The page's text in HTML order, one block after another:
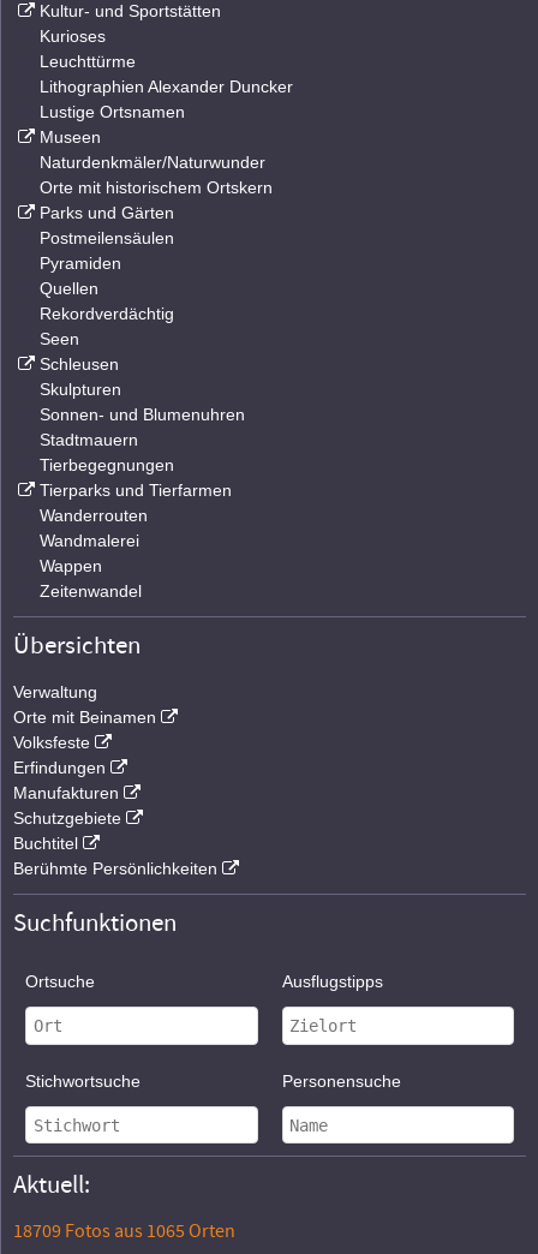
Kultur- und Sportstätten
Kurioses
Leuchttürme
Lithographien Alexander Duncker
Lustige Ortsnamen
Museen
Naturdenkmäler/Naturwunder
Orte mit historischem Ortskern
Parks und Gärten
Postmeilensäulen
Pyramiden
Quellen
Rekordverdächtig
Seen
Schleusen
Skulpturen
Sonnen- und Blumenuhren
Stadtmauern
Tierbegegnungen
Tierparks und Tierfarmen
Wanderrouten
Wandmalerei
Wappen
Zeitenwandel
Übersichten
Verwaltung
Orte mit Beinamen
Volksfeste
Erfindungen
Manufakturen
Schutzgebiete
Buchtitel
Berühmte Persönlichkeiten
Suchfunktionen
Ortsuche Ausflugstipps
Stichwortsuche Personensuche
Aktuell:
18709 Fotos aus 1065 Orten